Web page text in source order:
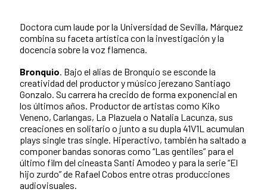
Doctora cum laude por la Universidad de Sevilla, Márquez
combina su faceta artística con la investigación y la
docencia sobre la voz flamenca.
Bronquio. Bajo el alias de Bronquio se esconde la
creatividad del productor y músico jerezano Santiago
Gonzalo. Su carrera ha crecido de forma exponencial en
los últimos años. Productor de artistas como Kiko
Veneno, Carlangas, La Plazuela o Natalia Lacunza, sus
creaciones en solitario o junto a su dupla 41V1L acumulan
plays single tras single. Hiperactivo, también ha saltado a
componer bandas sonoras como “Las gentiles” para el
último film del cineasta Santi Amodeo y para la serie “El
hijo zurdo” de Rafael Cobos entre otras producciones
audiovisuales.